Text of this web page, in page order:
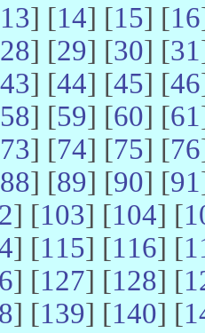
13] [14] [15] [16
28] [29] [30] [31
43] [44] [45] [46
58] [59] [60] [61
73] [74] [75] [76
88] [89] [90] [91
] [103] [104] [
] [115] [116] [
] [127] [128] [
] [139] [140] [